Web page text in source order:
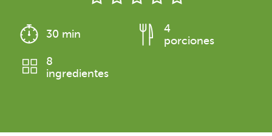
30 min
4
porciones
8
ingredientes